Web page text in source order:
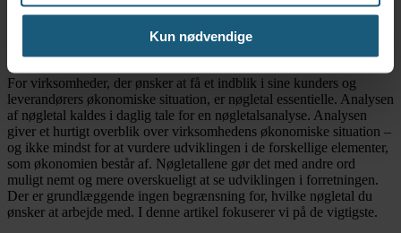
Kun nødvendige
Nøgletal er regnskabsmæssige tal, der skaber fundamentet for at
udarbejde en dybere regnskabsanalyse – en analyse der beskriver en
virksomheds økonomiske situation. Men ofte er en simpel udregning
af virksomhedens nøgletal faktisk tilstrækkelig.
For virksomheder, der ønsker at få et indblik i sine kunders og
leverandørers økonomiske situation, er nøgletal essentielle. Analysen
af nøgletal kaldes i daglig tale for en nøgletalsanalyse. Analysen
giver et hurtigt overblik over virksomhedens økonomiske situation –
og ikke mindst for at vurdere udviklingen i de forskellige elementer,
som økonomien består af. Nøgletallene gør det med andre ord
muligt nemt og mere overskueligt at se udviklingen i forretningen.
Der er grundlæggende ingen begrænsning for, hvilke nøgletal du
ønsker at arbejde med. I denne artikel fokuserer vi på de vigtigste.